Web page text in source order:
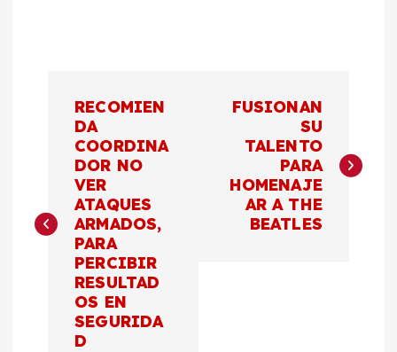
e
RECOMIEN
DA
COORDINA
DOR NO
VER
ATAQUES
ARMADOS,
PARA
PERCIBIR
RESULTAD
OS EN
SEGURIDA
D
FUSIONAN
SU
TALENTO
PARA
HOMENAJE
AR A THE
BEATLES